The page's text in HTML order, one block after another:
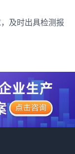
及时出具检测报